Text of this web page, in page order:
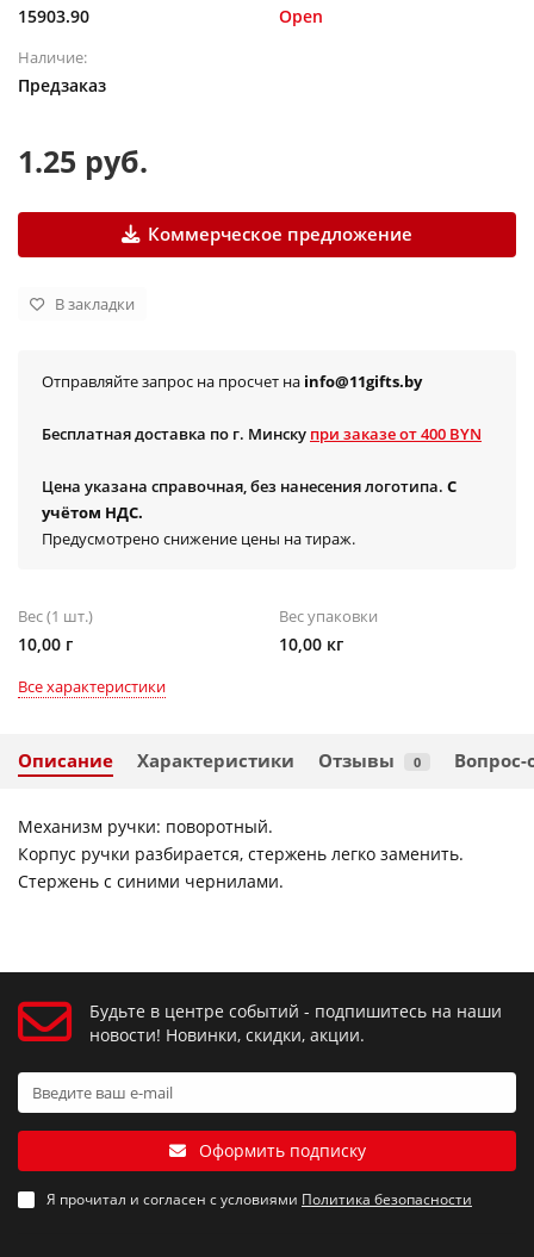
15903.90 Open
Наличие:
Предзаказ
1.25 руб.
Коммерческое предложение
В закладки
Отправляйте запрос на просчет на info@11gifts.by
Бесплатная доставка по г. Минску при заказе от 400 BYN
Цена указана справочная, без нанесения логотипа. С
учётом НДС.
Предусмотрено снижение цены на тираж.
Вес (1 шт.)
10,00 г
Вес упаковки
10,00 кг
Все характеристики
Описание Характеристики Отзывы 0 Вопрос-
Механизм ручки: поворотный.
Корпус ручки разбирается, стержень легко заменить.
Стержень с синими чернилами.
Будьте в центре событий - подпишитесь на наши
новости! Новинки, скидки, акции.
Оформить подписку
Я прочитал и согласен с условиями Политика безопасности